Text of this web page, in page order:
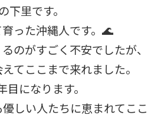
下里です。
った沖縄人です。🌊
のがすごく不安でしたが、
てここまで来れました。
になります。
しい人たちに恵まれてここ